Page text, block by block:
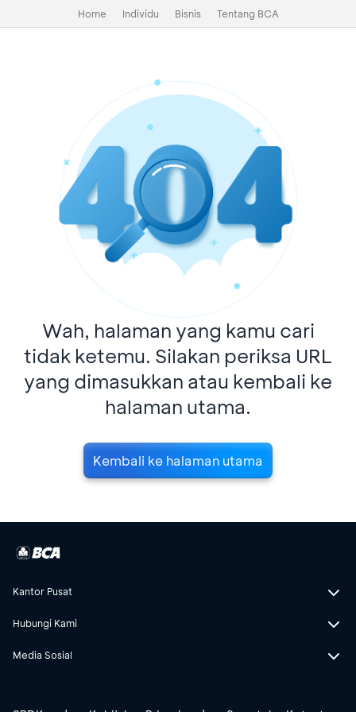
Home Individu Bisnis Tentang BCA
Wah, halaman yang kamu cari
tidak ketemu. Silakan periksa URL
yang dimasukkan atau kembali ke
halaman utama.
Kembali ke halaman utama
Kantor Pusat
Hubungi Kami
Media Sosial